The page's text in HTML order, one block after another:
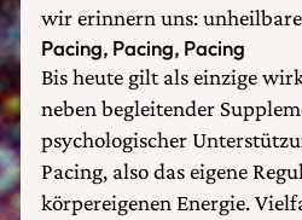
wir erinnern uns:
Pacing, Pacing, Pacing
Bis heute gilt als einzige
neben begleitender
psychologischer
Pacing, also das eigene
körpereigenen Energie.